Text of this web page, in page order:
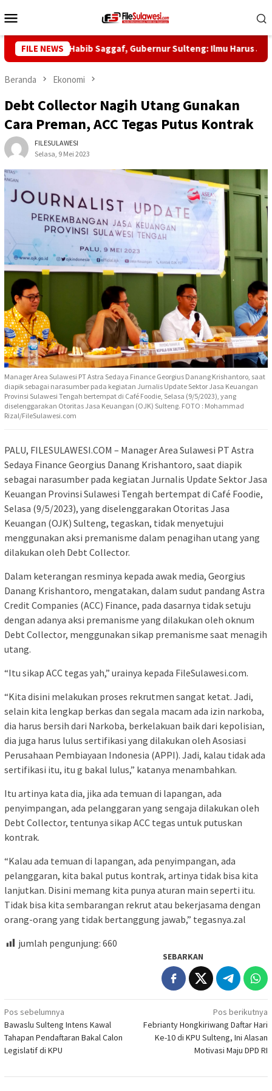
ke
Mobile
FILE NEWS
ke-5 Habib Saggaf, Gubernur Sulteng: Ilmu Harus Jadi
Beranda Ekonomi
Debt Collector Nagih Utang Gunakan
Cara Preman, ACC Tegas Putus Kontrak
FILESULAWESI
Selasa, 9 Mei 2023
Manager Area Sulawesi PT Astra Sedaya Finance Georgius Danang Krishantoro, saat
diapik sebagai narasumber pada kegiatan Jurnalis Update Sektor Jasa Keuangan
Provinsi Sulawesi Tengah bertempat di Café Foodie, Selasa (9/5/2023), yang
diselenggarakan Otoritas Jasa Keuangan (OJK) Sulteng. FOTO : Mohammad
Rizal/FileSulawesi.com
PALU, FILESULAWESI.COM – Manager Area Sulawesi PT Astra
Sedaya Finance Georgius Danang Krishantoro, saat diapik
sebagai narasumber pada kegiatan Jurnalis Update Sektor Jasa
Keuangan Provinsi Sulawesi Tengah bertempat di Café Foodie,
Selasa (9/5/2023), yang diselenggarakan Otoritas Jasa
Keuangan (OJK) Sulteng, tegaskan, tidak menyetujui
menggunakan aksi premanisme dalam penagihan utang yang
dilakukan oleh Debt Collector.
Dalam keterangan resminya kepada awak media, Georgius
Danang Krishantoro, mengatakan, dalam sudut pandang Astra
Credit Companies (ACC) Finance, pada dasarnya tidak setuju
dengan adanya aksi premanisme yang dilakukan oleh oknum
Debt Collector, menggunakan sikap premanisme saat menagih
utang.
“Itu sikap ACC tegas yah,” urainya kepada FileSulawesi.com.
“Kita disini melakukan proses rekrutmen sangat ketat. Jadi,
selain kita lengkap berkas dan segala macam ada izin narkoba,
dia harus bersih dari Narkoba, berkelakuan baik dari kepolisian,
dia juga harus lulus sertifikasi yang dilakukan oleh Asosiasi
Perusahaan Pembiayaan Indonesia (APPI). Jadi, kalau tidak ada
sertifikasi itu, itu g bakal lulus,” katanya menambahkan.
Itu artinya kata dia, jika ada temuan di lapangan, ada
penyimpangan, ada pelanggaran yang sengaja dilakukan oleh
Debt Collector, tentunya sikap ACC tegas untuk putuskan
kontrak.
“Kalau ada temuan di lapangan, ada penyimpangan, ada
pelanggaran, kita bakal putus kontrak, artinya tidak bisa kita
lanjutkan. Disini memang kita punya aturan main seperti itu.
Tidak bisa kita sembarangan rekrut atau bekerjasama dengan
orang-orang yang tidak bertanggung jawab,” tegasnya.zal
jumlah pengunjung: 660
SEBARKAN
Navigasi
pos
Pos sebelumnya
Bawaslu Sulteng Intens Kawal
Tahapan Pendaftaran Bakal Calon
Legislatif di KPU
Pos berikutnya
Febrianty Hongkiriwang Daftar Hari
Ke-10 di KPU Sulteng, Ini Alasan
Motivasi Maju DPD RI